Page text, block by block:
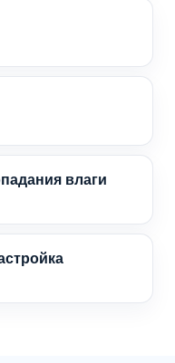
влаги